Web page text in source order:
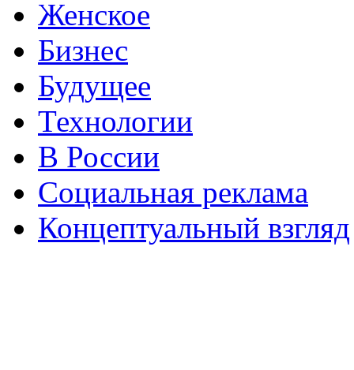
Женское
Бизнес
Будущее
Технологии
В России
Социальная реклама
Концептуальный взгляд